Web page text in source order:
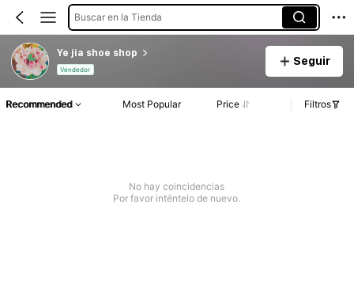
Buscar en la Tienda
Ye jia shoe shop
Vendedor
Seguir
Recommended Most Popular Price Filtros
No hay coincidencias
Por favor inténtelo de nuevo.